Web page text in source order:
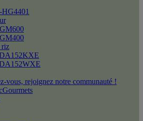
riz
vous, rejoignez notre communauté !